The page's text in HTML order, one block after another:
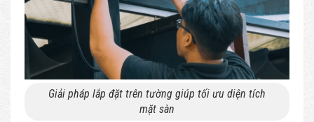
Giải pháp lắp đặt trên tường giúp tối ưu diện tích
mặt sàn